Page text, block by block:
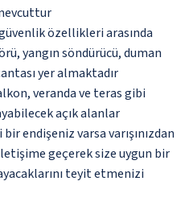
özellikleri arasında
yangın söndürücü, duman
yer almaktadır
veranda ve teras gibi
açık alanlar
endişeniz varsa varışınızdan
geçerek size uygun bir
teyit etmenizi